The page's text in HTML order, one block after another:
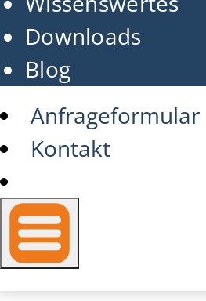
Downloads
Blog
Anfrageformular
Kontakt